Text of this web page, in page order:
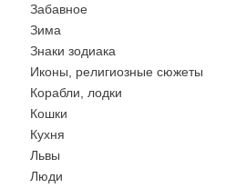
Забавное
Зима
Знаки зодиака
Иконы, религиозные сюжеты
Корабли, лодки
Кошки
Кухня
Львы
Люди